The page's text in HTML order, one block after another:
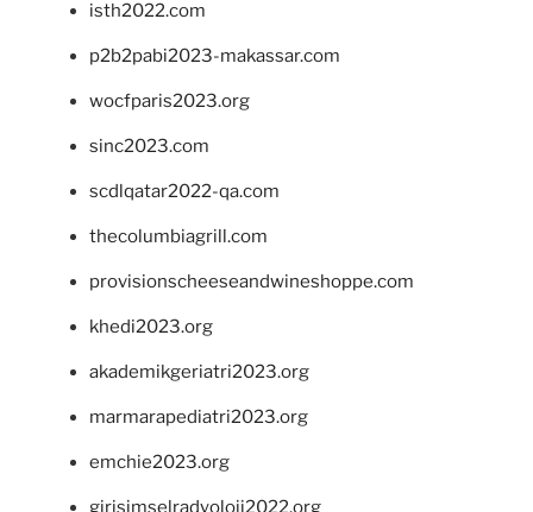
isth2022.com
p2b2pabi2023-makassar.com
wocfparis2023.org
sinc2023.com
scdlqatar2022-qa.com
thecolumbiagrill.com
provisionscheeseandwineshoppe.com
khedi2023.org
akademikgeriatri2023.org
marmarapediatri2023.org
emchie2023.org
girisimselradyoloji2022.org